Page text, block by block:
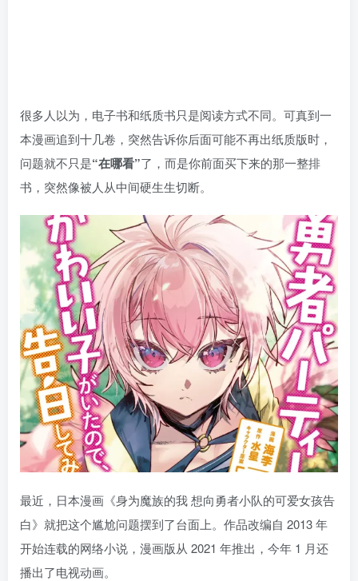
很多人以为，电子书和纸质书只是阅读方式不同。可真到一
本漫画追到十几卷，突然告诉你后面可能不再出纸质版时，
问题就不只是“在哪看”了，而是你前面买下来的那一整排
书，突然像被人从中间硬生生切断。
最近，日本漫画《身为魔族的我 想向勇者小队的可爱女孩告
白》就把这个尴尬问题摆到了台面上。作品改编自 2013 年
开始连载的网络小说，漫画版从 2021 年推出，今年 1 月还
播出了电视动画。